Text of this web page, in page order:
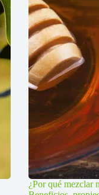
¿Por qué mezclar